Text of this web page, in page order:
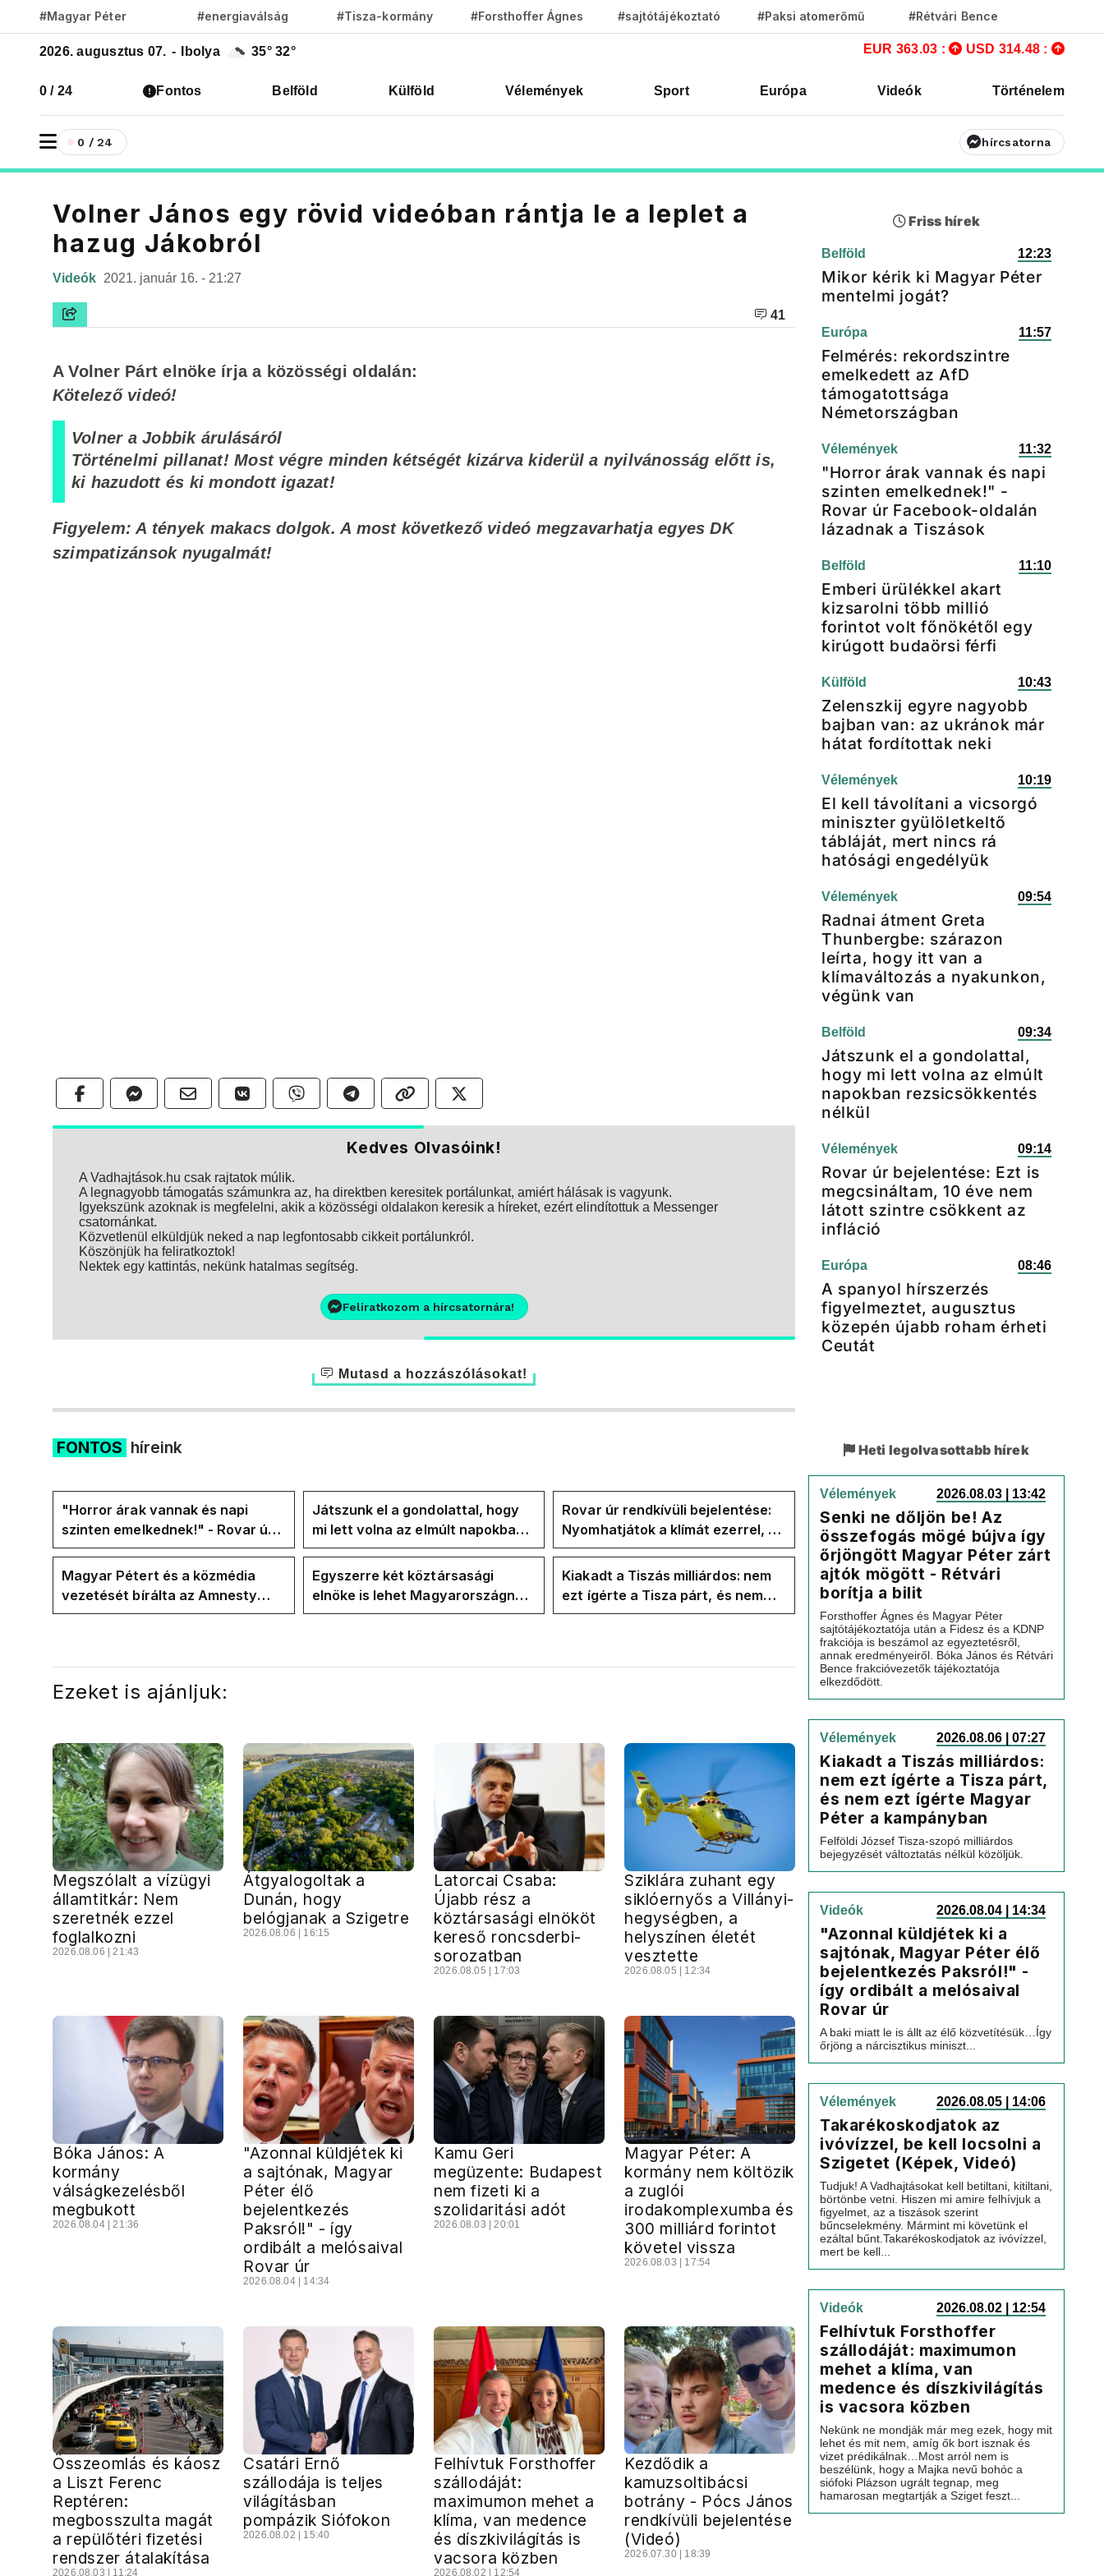
#Magyar Péter #energiaválság #Tisza-kormány #Forsthoffer Ágnes #sajtótájékoztató #Paksi atomerőmű #Rétvári Bence
2026. augusztus 07. - Ibolya 35° 32° EUR 363.03 : USD 314.48 :
0 / 24 Fontos Belföld Külföld Vélemények Sport Európa Videók Történelem
0 / 24 hírcsatorna
Volner János egy rövid videóban rántja le a leplet a
hazug Jákobról
Videók 2021. január 16. - 21:27
41
A Volner Párt elnöke írja a közösségi oldalán:
Kötelező videó!
Volner a Jobbik árulásáról
Történelmi pillanat! Most végre minden kétségét kizárva kiderül a nyilvánosság előtt is,
ki hazudott és ki mondott igazat!
Figyelem: A tények makacs dolgok. A most következő videó megzavarhatja egyes DK
szimpatizánsok nyugalmát!
Kedves Olvasóink!
A Vadhajtások.hu csak rajtatok múlik.
A legnagyobb támogatás számunkra az, ha direktben keresitek portálunkat, amiért hálásak is vagyunk.
Igyekszünk azoknak is megfelelni, akik a közösségi oldalakon keresik a híreket, ezért elindítottuk a Messenger
csatornánkat.
Közvetlenül elküldjük neked a nap legfontosabb cikkeit portálunkról.
Köszönjük ha feliratkoztok!
Nektek egy kattintás, nekünk hatalmas segítség.
Feliratkozom a hírcsatornára!
Mutasd a hozzászólásokat!
FONTOS híreink
"Horror árak vannak és napi
szinten emelkednek!" - Rovar úr
Facebook-oldalán lázadnak a
Tiszások
Játszunk el a gondolattal, hogy
mi lett volna az elmúlt napokban
rezsicsökkentés nélkül
Rovar úr rendkívüli bejelentése:
Nyomhatjátok a klímát ezerrel, a
hűtőket letekerhetitek, vége az
energiaválságnak
Magyar Pétert és a közmédia
vezetését bírálta az Amnesty
International a Klubrádióban
Egyszerre két köztársasági
elnöke is lehet Magyarországnak
jövő hétre
Kiakadt a Tiszás milliárdos: nem
ezt ígérte a Tisza párt, és nem
ezt ígérte Magyar Péter a
Ezeket is ajánljuk:
Megszólalt a vízügyi
államtitkár: Nem
szeretnék ezzel
foglalkozni
2026.08.06 | 21:43
Átgyalogoltak a
Dunán, hogy
belógjanak a Szigetre
2026.08.06 | 16:15
Latorcai Csaba:
Újabb rész a
köztársasági elnököt
kereső roncsderbi-
sorozatban
2026.08.05 | 17:03
Sziklára zuhant egy
siklóernyős a Villányi-
hegységben, a
helyszínen életét
vesztette
2026.08.05 | 12:34
Bóka János: A
kormány
válságkezelésből
megbukott
2026.08.04 | 21:36
"Azonnal küldjétek ki
a sajtónak, Magyar
Péter élő
bejelentkezés
Paksról!" - így
ordibált a melósaival
Rovar úr
2026.08.04 | 14:34
Kamu Geri
megüzente: Budapest
nem fizeti ki a
szolidaritási adót
2026.08.03 | 20:01
Magyar Péter: A
kormány nem költözik
a zuglói
irodakomplexumba és
300 milliárd forintot
követel vissza
2026.08.03 | 17:54
Összeomlás és káosz
a Liszt Ferenc
Reptéren:
megbosszulta magát
a repülőtéri fizetési
rendszer átalakítása
2026.08.03 | 11:24
Csatári Ernő
szállodája is teljes
világításban
pompázik Siófokon
2026.08.02 | 15:40
Felhívtuk Forsthoffer
szállodáját:
maximumon mehet a
klíma, van medence
és díszkivilágítás is
vacsora közben
2026.08.02 | 12:54
Kezdődik a
kamuzsoltibácsi
botrány - Pócs János
rendkívüli bejelentése
(Videó)
2026.07.30 | 18:39
Friss hírek
Belföld 12:23
Mikor kérik ki Magyar Péter
mentelmi jogát?
Európa 11:57
Felmérés: rekordszintre
emelkedett az AfD
támogatottsága
Németországban
Vélemények 11:32
"Horror árak vannak és napi
szinten emelkednek!" -
Rovar úr Facebook-oldalán
lázadnak a Tiszások
Belföld 11:10
Emberi ürülékkel akart
kizsarolni több millió
forintot volt főnökétől egy
kirúgott budaörsi férfi
Külföld 10:43
Zelenszkij egyre nagyobb
bajban van: az ukránok már
hátat fordítottak neki
Vélemények 10:19
El kell távolítani a vicsorgó
miniszter gyülöletkeltő
tábláját, mert nincs rá
hatósági engedélyük
Vélemények 09:54
Radnai átment Greta
Thunbergbe: szárazon
leírta, hogy itt van a
klímaváltozás a nyakunkon,
végünk van
Belföld 09:34
Játszunk el a gondolattal,
hogy mi lett volna az elmúlt
napokban rezsicsökkentés
nélkül
Vélemények 09:14
Rovar úr bejelentése: Ezt is
megcsináltam, 10 éve nem
látott szintre csökkent az
infláció
Európa 08:46
A spanyol hírszerzés
figyelmeztet, augusztus
közepén újabb roham érheti
Ceutát
Heti legolvasottabb hírek
Vélemények 2026.08.03 | 13:42
Senki ne dőljön be! Az
összefogás mögé bújva így
őrjöngött Magyar Péter zárt
ajtók mögött - Rétvári
borítja a bilit
Forsthoffer Ágnes és Magyar Péter
sajtótájékoztatója után a Fidesz és a KDNP
frakciója is beszámol az egyeztetésről,
annak eredményeiről. Bóka János és Rétvári
Bence frakcióvezetők tájékoztatója
elkezdődött.
Vélemények 2026.08.06 | 07:27
Kiakadt a Tiszás milliárdos:
nem ezt ígérte a Tisza párt,
és nem ezt ígérte Magyar
Péter a kampányban
Felföldi József Tisza-szopó milliárdos
bejegyzését változtatás nélkül közöljük.
Videók 2026.08.04 | 14:34
"Azonnal küldjétek ki a
sajtónak, Magyar Péter élő
bejelentkezés Paksról!" -
így ordibált a melósaival
Rovar úr
A baki miatt le is állt az élő közvetítésük…Így
őrjöng a nárcisztikus miniszt...
Vélemények 2026.08.05 | 14:06
Takarékoskodjatok az
ivóvízzel, be kell locsolni a
Szigetet (Képek, Videó)
Tudjuk! A Vadhajtásokat kell betiltani, kitiltani,
börtönbe vetni. Hiszen mi amire felhívjuk a
figyelmet, az a tiszások szerint
bűncselekmény. Mármint mi követünk el
ezáltal bűnt.Takarékoskodjatok az ivóvízzel,
mert be kell...
Videók 2026.08.02 | 12:54
Felhívtuk Forsthoffer
szállodáját: maximumon
mehet a klíma, van
medence és díszkivilágítás
is vacsora közben
Nekünk ne mondják már meg ezek, hogy mit
lehet és mit nem, amíg ők bort isznak és
vizet prédikálnak…Most arról nem is
beszélünk, hogy a Majka nevű bohóc a
siófoki Plázson ugrált tegnap, meg
hamarosan megtartják a Sziget feszt...